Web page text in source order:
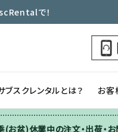
で！
ブスクレンタルとは？ お客
(お盆)休業中の注文・出荷・